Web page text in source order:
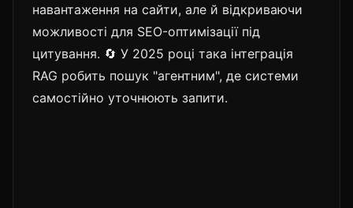
навантаження на сайти, але й відкриваючи
можливості для SEO-оптимізації під
цитування. 🔄 У 2025 році така інтеграція
RAG робить пошук "агентним", де системи
самостійно уточнюють запити.